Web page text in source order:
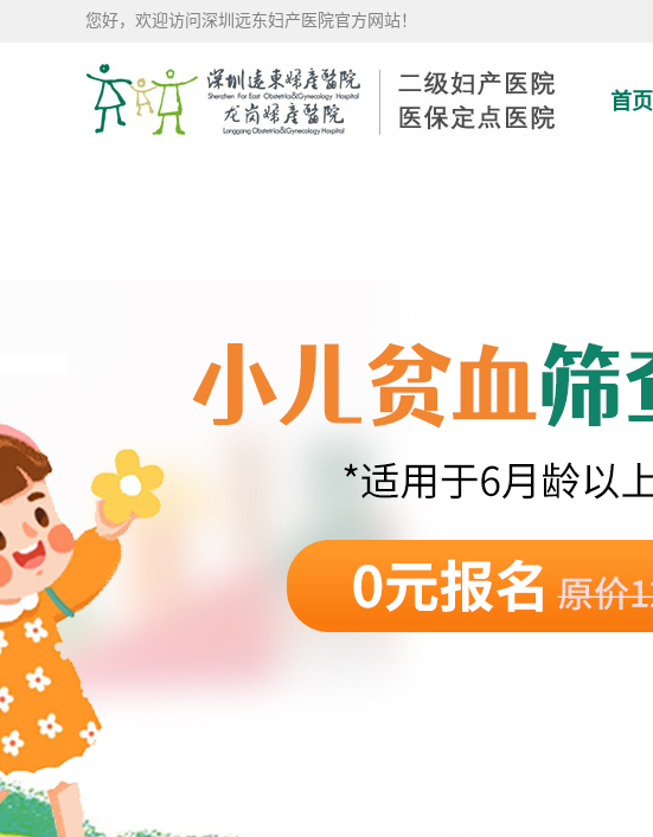
您好，欢迎访问深圳远东妇产医院官方网站！
首页